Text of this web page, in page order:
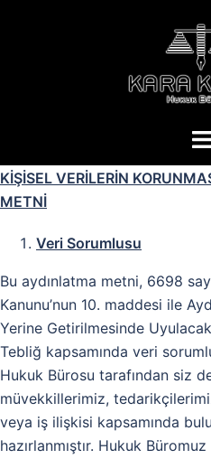
KİŞİSEL VERİLERİN
METNİ
Veri Sorumlusu
Bu aydınlatma metni, 6698
Kanunu’nun 10. maddesi ile
Yerine Getirilmesinde
Tebliğ kapsamında veri
Hukuk Bürosu tarafından siz
müvekkillerimiz,
veya iş ilişkisi kapsamında
hazırlanmıştır. Hukuk